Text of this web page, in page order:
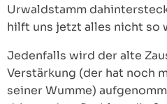
Urwaldstamm
hilft uns jetzt alles nicht so
Jedenfalls wird der alte
Verstärkung (der hat noch
seiner Wumme)